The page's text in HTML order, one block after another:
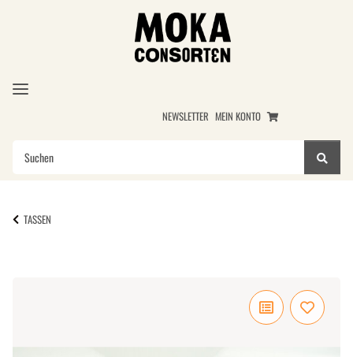
NEWSLETTER MEIN KONTO
TASSEN